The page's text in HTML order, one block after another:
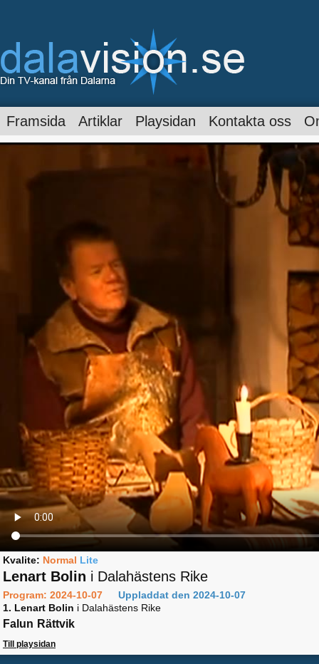
Framsida Artiklar Playsidan Kontakta oss
Kvalite: Normal Lite
Lenart Bolin i Dalahästens Rike
Program: 2024-10-07
Uppladdat den 2024-10-07
1. Lenart Bolin i Dalahästens Rike
Falun Rättvik
Till playsidan